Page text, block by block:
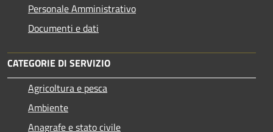
Personale Amministrativo
Documenti e dati
CATEGORIE DI SERVIZIO
Agricoltura e pesca
Ambiente
Anagrafe e stato civile